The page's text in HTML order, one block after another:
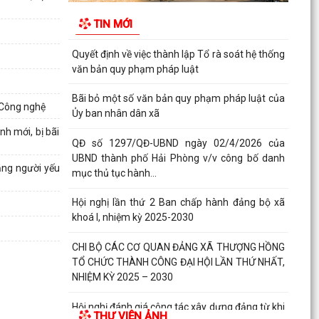
nghệ
mới, bị bãi
người yếu
TIN MỚI
biểu trên...
Quyết định về việc thành lập Tổ rà soát hệ thống
văn bản quy phạm pháp luật
Bãi bỏ một số văn bản quy phạm pháp luật của
Ủy ban nhân dân xã
QĐ số 1297/QĐ-UBND ngày 02/4/2026 của
UBND thành phố Hải Phòng v/v công bố danh
mục thủ tục hành...
Hội nghị lần thứ 2 Ban chấp hành đảng bộ xã
khoá I, nhiệm kỳ 2025-2030
CHI BỘ CÁC CƠ QUAN ĐẢNG XÃ THƯỢNG HỒNG
TỔ CHỨC THÀNH CÔNG ĐẠI HỘI LẦN THỨ NHẤT,
NHIỆM KỲ 2025 – 2030
Hội nghị đánh giá công tác xây dựng đảng từ khi
THƯ VIỆN ẢNH